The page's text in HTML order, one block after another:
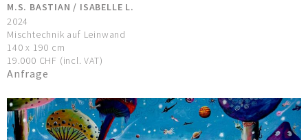
M.S. BASTIAN / ISABELLE L.
2024
Mischtechnik auf Leinwand
140 x 190 cm
19.000 CHF (incl. VAT)
Anfrage